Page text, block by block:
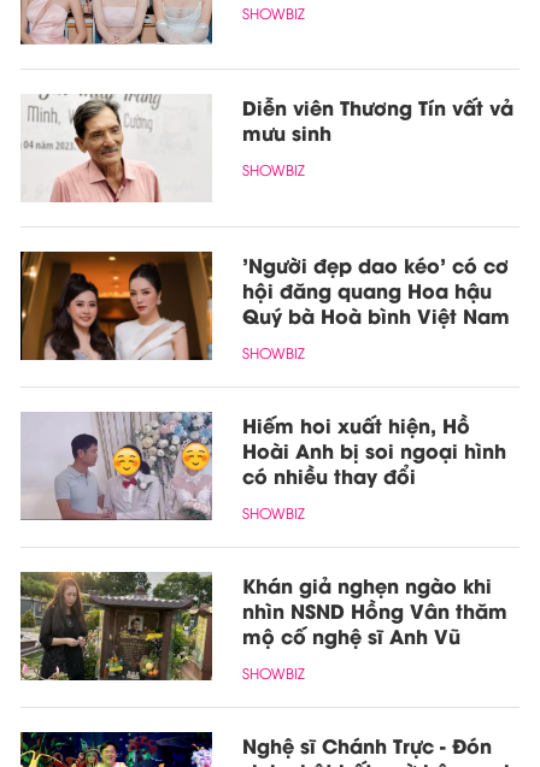
SHOWBIZ
Diễn viên Thương Tín vất vả
mưu sinh
SHOWBIZ
'Người đẹp dao kéo' có cơ
hội đăng quang Hoa hậu
Quý bà Hoà bình Việt Nam
SHOWBIZ
Hiếm hoi xuất hiện, Hồ
Hoài Anh bị soi ngoại hình
có nhiều thay đổi
SHOWBIZ
Khán giả nghẹn ngào khi
nhìn NSND Hồng Vân thăm
mộ cố nghệ sĩ Anh Vũ
SHOWBIZ
Nghệ sĩ Chánh Trực - Đón